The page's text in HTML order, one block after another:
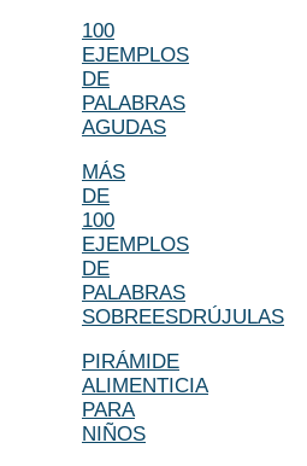
100
EJEMPLOS
DE
PALABRAS
AGUDAS
MÁS
DE
100
EJEMPLOS
DE
PALABRAS
SOBREESDRÚJULAS
PIRÁMIDE
ALIMENTICIA
PARA
NIÑOS